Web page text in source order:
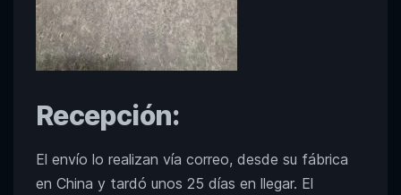
Recepción:
El envío lo realizan vía correo, desde su fábrica
en China y tardó unos 25 días en llegar. El